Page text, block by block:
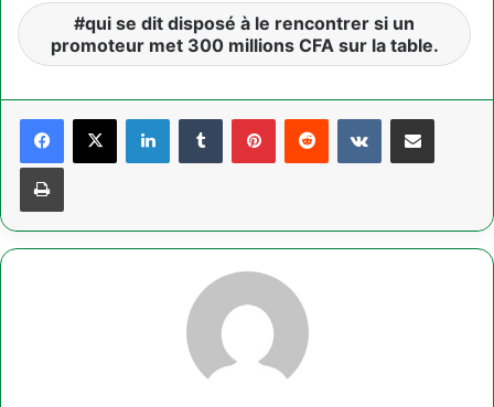
qui se dit disposé à le rencontrer si un
promoteur met 300 millions CFA sur la table.
LinkedinTumblr PinterestReddit VKontaktePartager par email
Imprimer